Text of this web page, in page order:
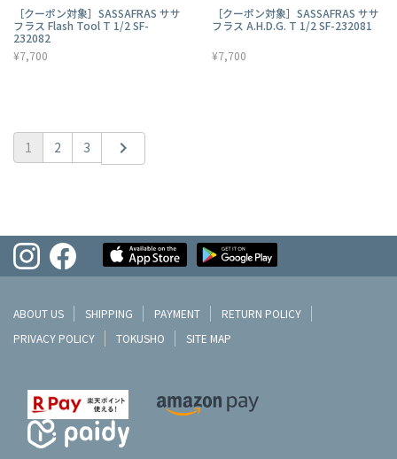
［クーポン対象］SASSAFRAS ササ
フラス Flash Tool T 1/2 SF-
232082
¥7,700
［クーポン対象］SASSAFRAS ササ
フラス A.H.D.G. T 1/2 SF-232081
¥7,700
1 2 3 chevron_right
ABOUT US SHIPPING PAYMENT
RETURN POLICY
PRIVACY POLICY
TOKUSHO SITE MAP